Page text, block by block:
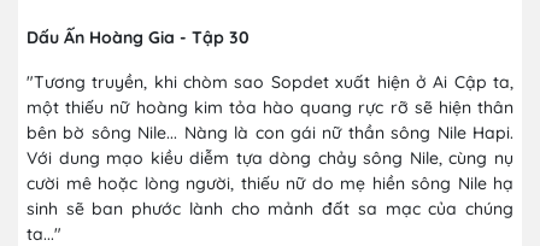
Dấu Ấn Hoàng Gia - Tập 30
"Tương truyền, khi chòm sao Sopdet xuất hiện ở Ai Cập ta,
một thiếu nữ hoàng kim tỏa hào quang rực rỡ sẽ hiện thân
bên bờ sông Nile... Nàng là con gái nữ thần sông Nile Hapi.
Với dung mạo kiều diễm tựa dòng chảy sông Nile, cùng nụ
cười mê hoặc lòng người, thiếu nữ do mẹ hiền sông Nile hạ
sinh sẽ ban phước lành cho mảnh đất sa mạc của chúng
ta..."